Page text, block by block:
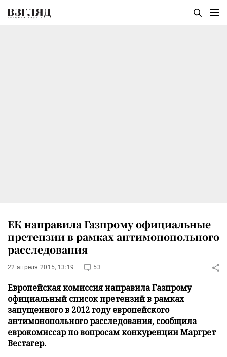
ЕК направила Газпрому официальные
претензии в рамках антимонопольного
расследования
22 апреля 2015, 13:19 53
Европейская комиссия направила Газпрому
официальный список претензий в рамках
запущенного в 2012 году европейского
антимонопольного расследования, сообщила
еврокомиссар по вопросам конкуренции Маргрет
Вестагер.